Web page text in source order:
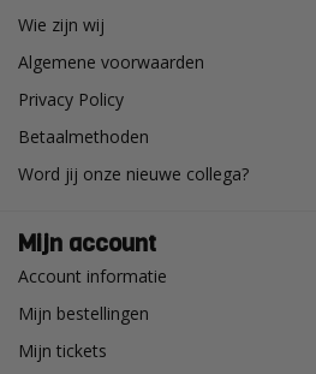
Wie zijn wij
Algemene voorwaarden
Privacy Policy
Betaalmethoden
Word jij onze nieuwe collega?
Mijn account
Account informatie
Mijn bestellingen
Mijn tickets